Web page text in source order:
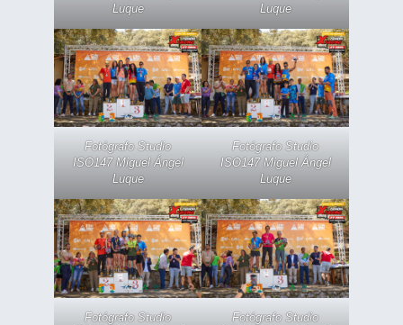
Luque
Luque
Fotógrafo Studio
ISO147 Miguel Ángel
Luque
Fotógrafo Studio
ISO147 Miguel Ángel
Luque
Fotógrafo Studio
Fotógrafo Studio